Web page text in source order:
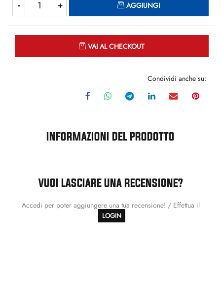
AGGIUNGI
VAI AL CHECKOUT
Condividi anche su:
INFORMAZIONI DEL PRODOTTO
VUOI LASCIARE UNA RECENSIONE?
Accedi per poter aggiungere una tua recensione! / Effettua il
LOGIN